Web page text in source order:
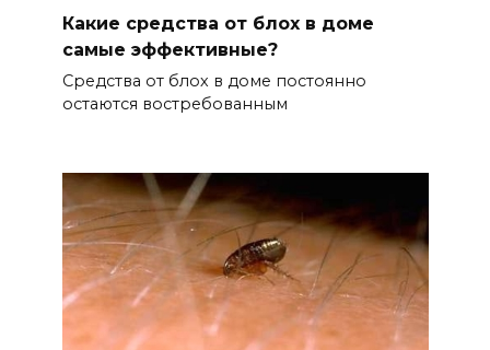
Какие средства от блох в доме
самые эффективные?
Средства от блох в доме постоянно
остаются востребованным